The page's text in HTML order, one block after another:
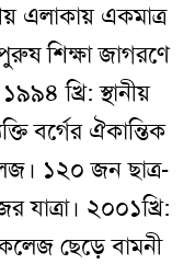
এলাকায় একমাত্র
শিক্ষা জাগরণে
খ্রি: স্থানীয়
বর্গের ঐকান্তিক
১২০ জন ছাত্র-
যাত্রা। ২০০১খ্রি:
ছেড়ে বামনী